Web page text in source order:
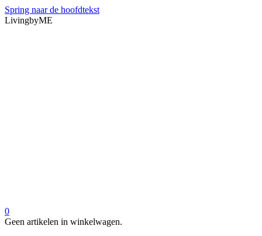
Spring naar de hoofdtekst
LivingbyME
0
Geen artikelen in winkelwagen.